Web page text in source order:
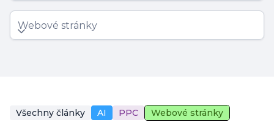
Webové stránky
Všechny články AI PPC
Webové stránky